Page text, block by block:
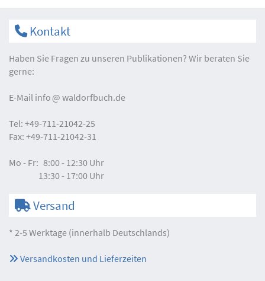
Kontakt
Haben Sie Fragen zu unseren Publikationen? Wir beraten Sie
gerne:
E-Mail info waldorfbuch.de
Tel: +49-711-21042-25
Fax: +49-711-21042-31
Mo - Fr: 8:00 - 12:30 Uhr
13:30 - 17:00 Uhr
Versand
* 2-5 Werktage (innerhalb Deutschlands)
Versandkosten und Lieferzeiten